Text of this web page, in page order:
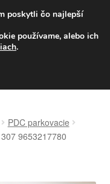
276
PDC parkovacie
9653217780
poskytli čo najlepší
používame, alebo ich
.